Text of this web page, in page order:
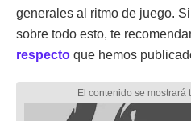
generales al ritmo de juego.
sobre todo esto, te
respecto que hemos